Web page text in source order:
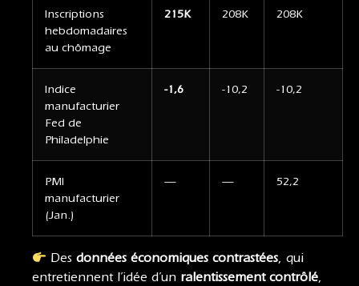
Inscriptions
hebdomadaires
au chômage
215K 208K 208K
Indice
manufacturier
Fed de
Philadelphie
-1,6 -10,2 -10,2
PMI
manufacturier
(Jan.)
— — 52,2
Desdonnées économiques contrastées, qui
entretiennent l’idée d’un ralentissement contrôlé,